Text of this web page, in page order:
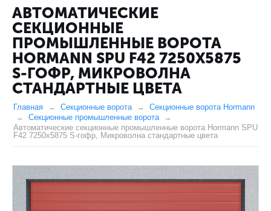
АВТОМАТИЧЕСКИЕ
СЕКЦИОННЫЕ
ПРОМЫШЛЕННЫЕ ВОРОТА
HORMANN SPU F42 7250Х5875
S-ГОФР, МИКРОВОЛНА
СТАНДАРТНЫЕ ЦВЕТА
Главная Секционные ворота
Секционные ворота Hormann
Секционные промышленные ворота
Автоматические секционные промышленные ворота Hormann SPU
F42 7250х5875 S-гофр, Микроволна стандартные цвета